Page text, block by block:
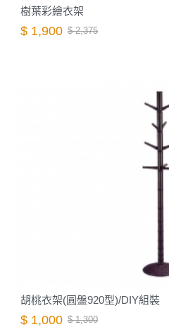
樹葉彩繪衣架
$ 1,900 $ 2,375
胡桃衣架(圓盤920型)/DIY組裝
$ 1,000 $ 1,300